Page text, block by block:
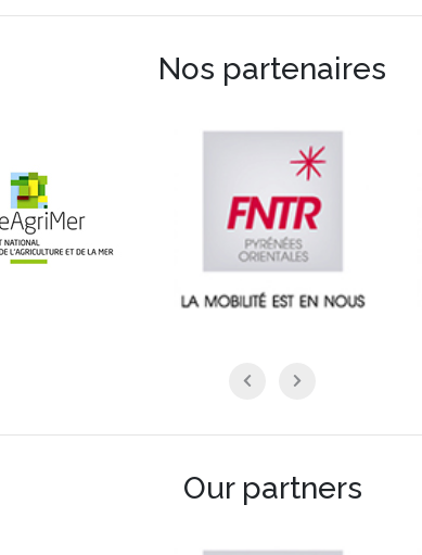
Nos partenaires
Our partners